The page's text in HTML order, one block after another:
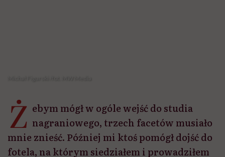
Ż ebym mógł w ogóle wejść do studia
nagraniowego, trzech facetów musiało
mnie znieść. Później mi ktoś pomógł dojść do
fotela, na którym siedziałem i prowadziłem